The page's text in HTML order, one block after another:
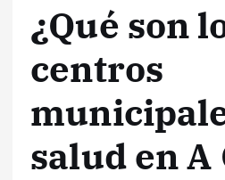
¿Qué son
centros
salud en A